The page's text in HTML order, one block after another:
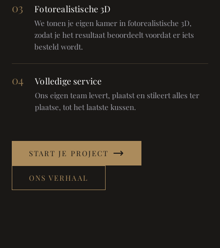
03 Fotorealistische 3D
We tonen je eigen kamer in fotorealistische 3D,
zodat je het resultaat beoordeelt voordat er iets
besteld wordt.
04 Volledige service
Ons eigen team levert, plaatst en stileert alles ter
plaatse, tot het laatste kussen.
START JE PROJECT
ONS VERHAAL